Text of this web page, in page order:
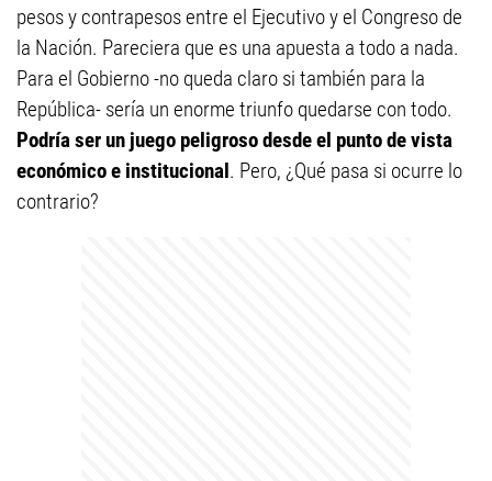
pesos y contrapesos entre el Ejecutivo y el Congreso de
la Nación. Pareciera que es una apuesta a todo a nada.
Para el Gobierno -no queda claro si también para la
República- sería un enorme triunfo quedarse con todo.
Podría ser un juego peligroso desde el punto de vista
económico e institucional. Pero, ¿Qué pasa si ocurre lo
contrario?